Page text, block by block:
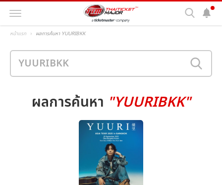
หน้าแรก ผลการค้นหา YUURIBKK
ผลการค้นหา "YUURIBKK"